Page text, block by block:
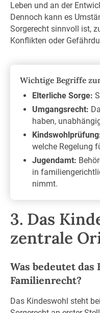
Leben und an der
Dennoch kann es
Sorgerecht sinnvoll ist,
Konflikten oder
Wichtige Begriffe
Elterliche Sorge:
Umgangsrecht:
haben,
welche Regelung
Jugendamt:
in
nimmt.
3. Das
zentrale
Was bedeutet
Familienrecht?
Das Kindeswohl steht